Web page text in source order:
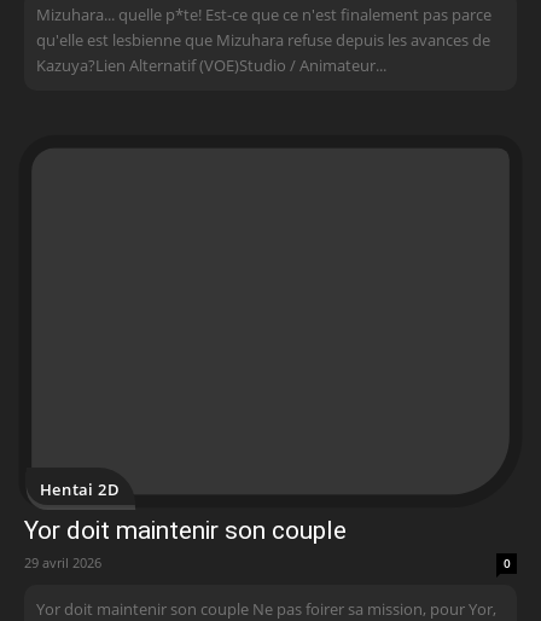
Mizuhara... quelle p*te! Est-ce que ce n'est finalement pas parce
qu'elle est lesbienne que Mizuhara refuse depuis les avances de
Kazuya?Lien Alternatif (VOE)Studio / Animateur...
Hentai 2D
Yor doit maintenir son couple
29 avril 2026 0
Yor doit maintenir son couple Ne pas foirer sa mission, pour Yor,